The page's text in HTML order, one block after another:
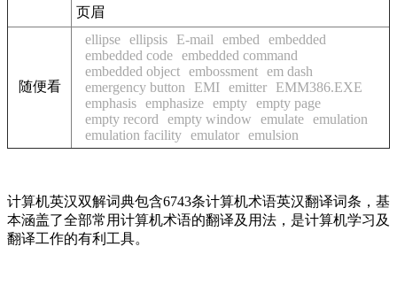
页眉
随便看
ellipse ellipsis E-mail embed
embedded
embedded code embedded command
embedded object embossment em dash
emergency button
EMI emitter
EMM386.EXE
emphasis emphasize empty empty page
empty record
empty window emulate emulation
emulation facility emulator emulsion
计算机英汉双解词典包含6743条计算机术语英汉翻译词条，基
本涵盖了全部常用计算机术语的翻译及用法，是计算机学习及
翻译工作的有利工具。